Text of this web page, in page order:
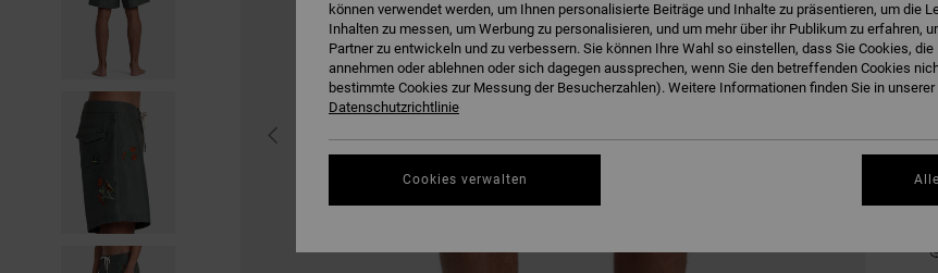
können verwendet werden, um Ihnen personalisierte Beiträge und Inhalte zu präsentieren, um die
Inhalten zu messen, um Werbung zu personalisieren, und um mehr über ihr Publikum zu erfahren,
Partner zu entwickeln und zu verbessern. Sie können Ihre Wahl so einstellen, dass Sie Cookies,
annehmen oder ablehnen oder sich dagegen aussprechen, wenn Sie den betreffenden Cookies
bestimmte Cookies zur Messung der Besucherzahlen). Weitere Informationen finden Sie in unserer
Datenschutzrichtlinie
Cookies verwalten